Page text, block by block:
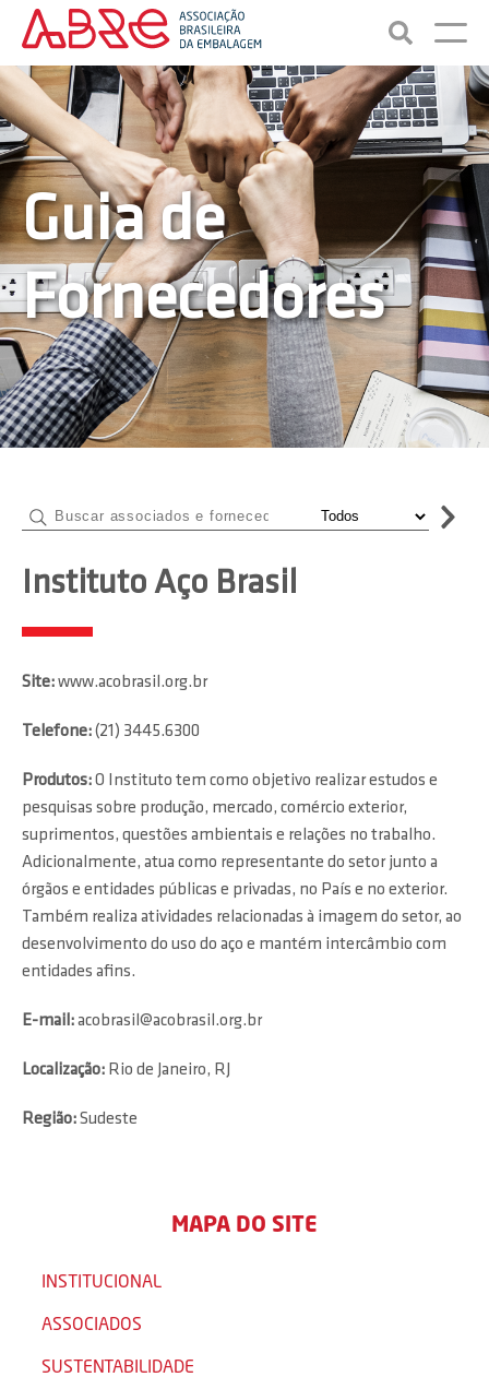
Guia de
Fornecedores
Instituto Aço Brasil
Site:www.acobrasil.org.br
Telefone:(21) 3445.6300
Produtos:O Instituto tem como objetivo realizar estudos e
pesquisas sobre produção, mercado, comércio exterior,
suprimentos, questões ambientais e relações no trabalho.
Adicionalmente, atua como representante do setor junto a
órgãos e entidades públicas e privadas, no País e no exterior.
Também realiza atividades relacionadas à imagem do setor, ao
desenvolvimento do uso do aço e mantém intercâmbio com
entidades afins.
E-mail:acobrasil@acobrasil.org.br
Localização: Rio de Janeiro, RJ
Região:Sudeste
MAPA DO SITE
INSTITUCIONAL
ASSOCIADOS
SUSTENTABILIDADE